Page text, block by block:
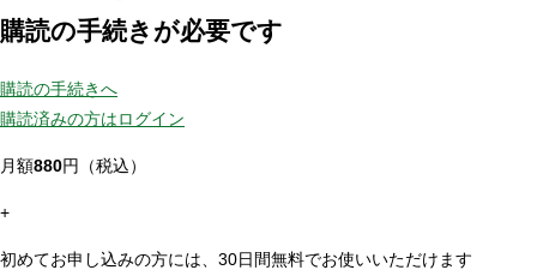
購読の手続きが必要です
購読の手続きへ
購読済みの方はログイン
月額880円（税込）
+
初めてお申し込みの方には、30日間無料でお使いいただけます